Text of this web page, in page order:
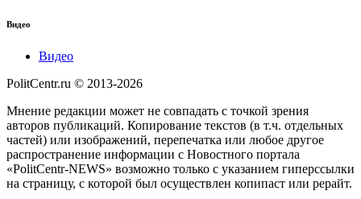
Видео
Видео
PolitCentr.ru © 2013-2026
Мнение редакции может не совпадать с точкой зрения
авторов публикаций. Копирование текстов (в т.ч. отдельных
частей) или изображений, перепечатка или любое другое
распространение информации с Новостного портала
«PolitCentr-NEWS» возможно только с указанием гиперссылки
на страницу, с которой был осуществлен копипаст или рерайт.